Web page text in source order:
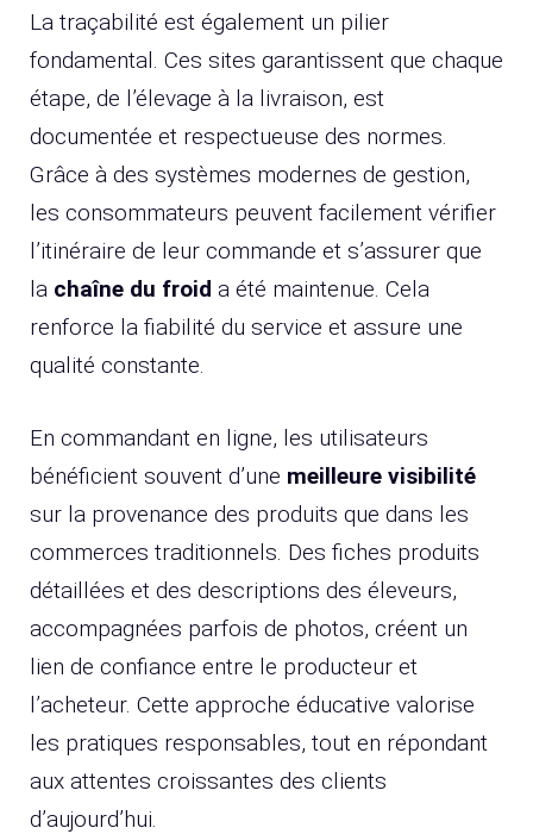
La traçabilité est également un pilier
fondamental. Ces sites garantissent que chaque
étape, de l’élevage à la livraison, est
documentée et respectueuse des normes.
Grâce à des systèmes modernes de gestion,
les consommateurs peuvent facilement vérifier
l’itinéraire de leur commande et s’assurer que
la chaîne du froid a été maintenue. Cela
renforce la fiabilité du service et assure une
qualité constante.
En commandant en ligne, les utilisateurs
bénéficient souvent d’une meilleure visibilité
sur la provenance des produits que dans les
commerces traditionnels. Des fiches produits
détaillées et des descriptions des éleveurs,
accompagnées parfois de photos, créent un
lien de confiance entre le producteur et
l’acheteur. Cette approche éducative valorise
les pratiques responsables, tout en répondant
aux attentes croissantes des clients
d’aujourd’hui.